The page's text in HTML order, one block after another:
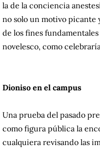
la de la conciencia
no solo un motivo picante
de los fines
novelesco, como
Dioniso en el campus
Una prueba del pasado
como figura pública la
cualquiera revisando las